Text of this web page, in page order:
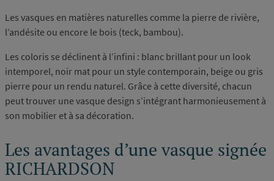
Les vasques en matières naturelles comme la pierre de rivière,
l’andésite ou encore le bois (teck, bambou).
Les coloris se déclinent à l’infini : blanc brillant pour un look
intemporel, noir mat pour un style contemporain, beige ou gris
pierre pour un rendu naturel. Grâce à cette diversité, chacun
peut trouver une vasque design s’intégrant harmonieusement à
son mobilier et à sa décoration.
Les avantages d’une vasque signée
RICHARDSON